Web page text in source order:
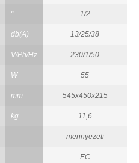
" 1/2
db(A) 13/25/38
V/Ph/Hz 230/1/50
W 55
mm 545x450x215
kg 11,6
mennyezeti
EC